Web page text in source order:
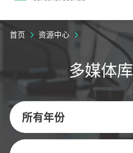
首页 资源中心
多媒体库
所有年份
关键字